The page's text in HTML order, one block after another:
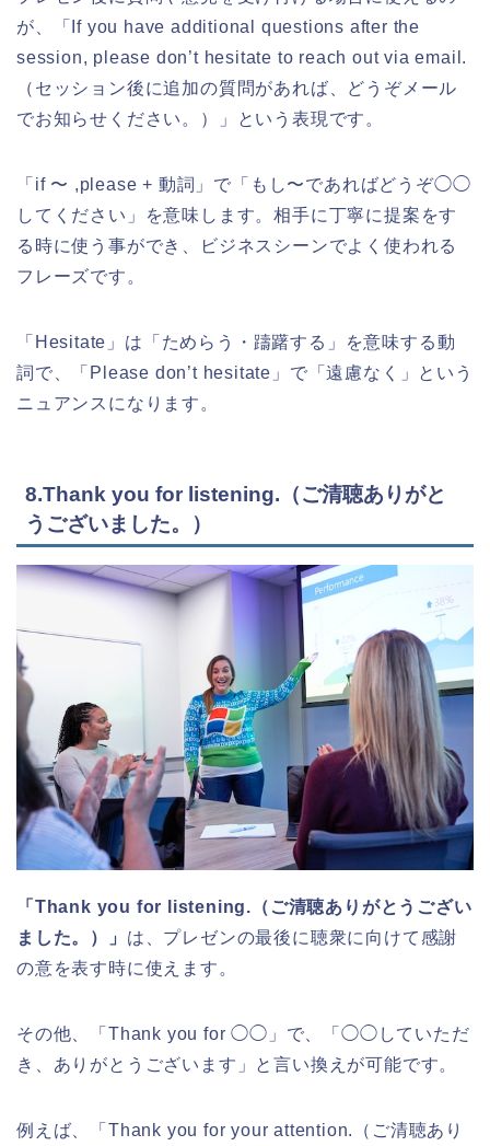
が、「If you have additional questions after the
session, please don’t hesitate to reach out via email.
（セッション後に追加の質問があれば、どうぞメール
でお知らせください。）」という表現です。
「if 〜 ,please + 動詞」で「もし〜であればどうぞ◯◯
してください」を意味します。相手に丁寧に提案をす
る時に使う事ができ、ビジネスシーンでよく使われる
フレーズです。
「Hesitate」は「ためらう・躊躇する」を意味する動
詞で、「Please don’t hesitate」で「遠慮なく」という
ニュアンスになります。
8.Thank you for listening.（ご清聴ありがと
うございました。）
「Thank you for listening.（ご清聴ありがとうござい
ました。）」 は、プレゼンの最後に聴衆に向けて感謝
の意を表す時に使えます。
その他、「Thank you for ◯◯」で、「◯◯していただ
き、ありがとうございます」と言い換えが可能です。
例えば、「Thank you for your attention.（ご清聴あり